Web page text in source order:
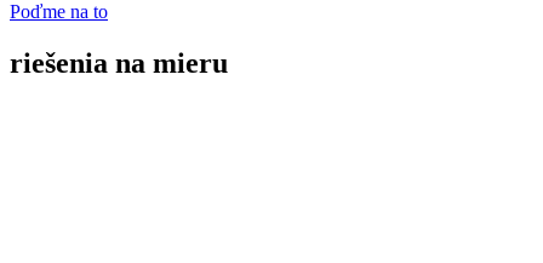
Poďme na to
riešenia na mieru